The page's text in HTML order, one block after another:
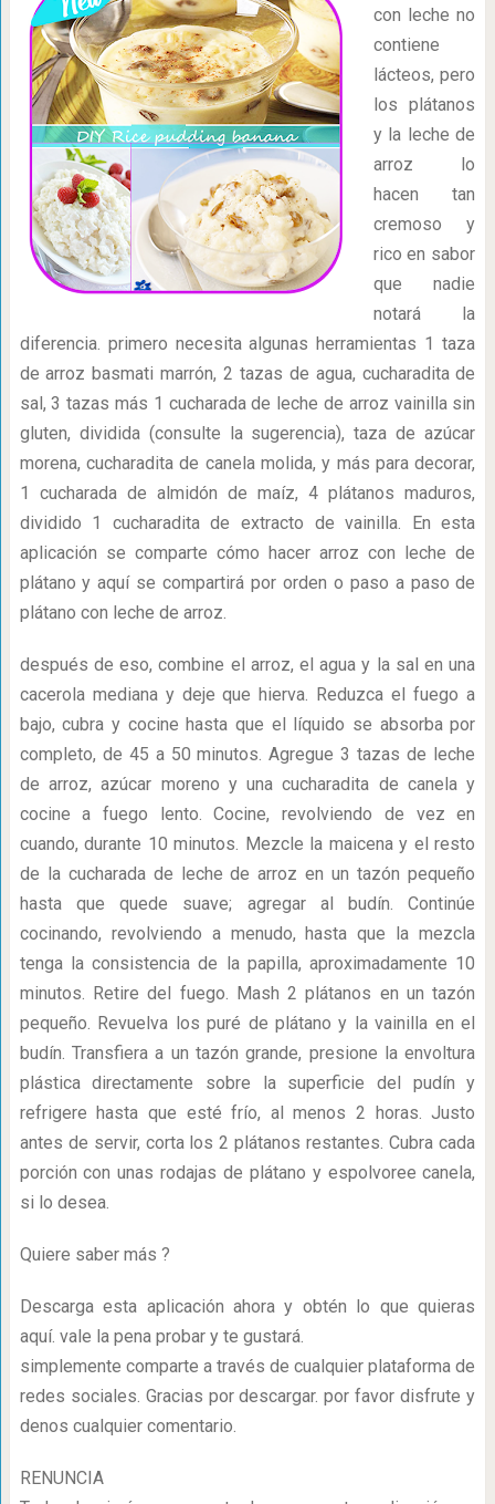
con leche no
contiene
lácteos, pero
los plátanos
y la leche de
arroz lo
hacen tan
cremoso y
rico en sabor
que nadie
notará la
diferencia. primero necesita algunas herramientas 1 taza
de arroz basmati marrón, 2 tazas de agua, cucharadita de
sal, 3 tazas más 1 cucharada de leche de arroz vainilla sin
gluten, dividida (consulte la sugerencia), taza de azúcar
morena, cucharadita de canela molida, y más para decorar,
1 cucharada de almidón de maíz, 4 plátanos maduros,
dividido 1 cucharadita de extracto de vainilla. En esta
aplicación se comparte cómo hacer arroz con leche de
plátano y aquí se compartirá por orden o paso a paso de
plátano con leche de arroz.
después de eso, combine el arroz, el agua y la sal en una
cacerola mediana y deje que hierva. Reduzca el fuego a
bajo, cubra y cocine hasta que el líquido se absorba por
completo, de 45 a 50 minutos. Agregue 3 tazas de leche
de arroz, azúcar moreno y una cucharadita de canela y
cocine a fuego lento. Cocine, revolviendo de vez en
cuando, durante 10 minutos. Mezcle la maicena y el resto
de la cucharada de leche de arroz en un tazón pequeño
hasta que quede suave; agregar al budín. Continúe
cocinando, revolviendo a menudo, hasta que la mezcla
tenga la consistencia de la papilla, aproximadamente 10
minutos. Retire del fuego. Mash 2 plátanos en un tazón
pequeño. Revuelva los puré de plátano y la vainilla en el
budín. Transfiera a un tazón grande, presione la envoltura
plástica directamente sobre la superficie del pudín y
refrigere hasta que esté frío, al menos 2 horas. Justo
antes de servir, corta los 2 plátanos restantes. Cubra cada
porción con unas rodajas de plátano y espolvoree canela,
si lo desea.
Quiere saber más ?
Descarga esta aplicación ahora y obtén lo que quieras
aquí. vale la pena probar y te gustará.
simplemente comparte a través de cualquier plataforma de
redes sociales. Gracias por descargar. por favor disfrute y
denos cualquier comentario.
RENUNCIA